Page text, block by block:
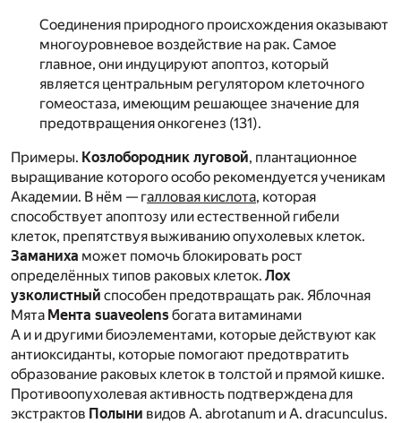
Соединения природного происхождения оказывают
многоуровневое воздействие на рак. Самое
главное, они индуцируют апоптоз, который
является центральным регулятором клеточного
гомеостаза, имеющим решающее значение для
предотвращения онкогенез (131).
Примеры. Козлобородник луговой, плантационное
выращивание которого особо рекомендуется ученикам
Академии. В нём — галловая кислота, которая
способствует апоптозу или естественной гибели
клеток, препятствуя выживанию опухолевых клеток.
Заманиха может помочь блокировать рост
определённых типов раковых клеток. Лох
узколистный способен предотвращать рак. Яблочная
Мята Мента suaveolens богата витаминами
А и и другими биоэлементами, которые действуют как
антиоксиданты, которые помогают предотвратить
образование раковых клеток в толстой и прямой кишке.
Противоопухолевая активность подтверждена для
экстрактов Полыни видов A. abrotanum и A. dracunculus.